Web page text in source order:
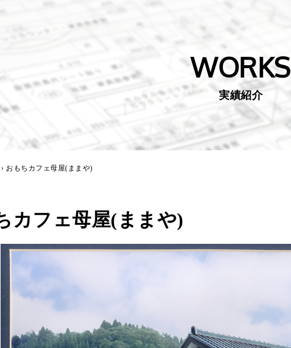
WORKS
実績紹介
› おもちカフェ母屋(ままや)
カフェ母屋(ままや)